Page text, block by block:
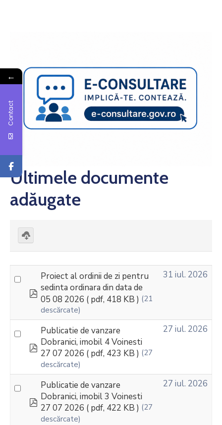
Ultimele documente
adăugate
pdf
Proiect al ordinii de zi pentru
sedinta ordinara din data de
05 08 2026 ( pdf, 418 KB ) (21
descărcate)
31 iul. 2026
pdf
Publicatie de vanzare
Dobranici, imobil 4 Voinesti
27 07 2026 ( pdf, 423 KB ) (27
descărcate)
27 iul. 2026
pdf
Publicatie de vanzare
Dobranici, imobil 3 Voinesti
27 07 2026 ( pdf, 422 KB ) (27
descărcate)
27 iul. 2026
←
Contact